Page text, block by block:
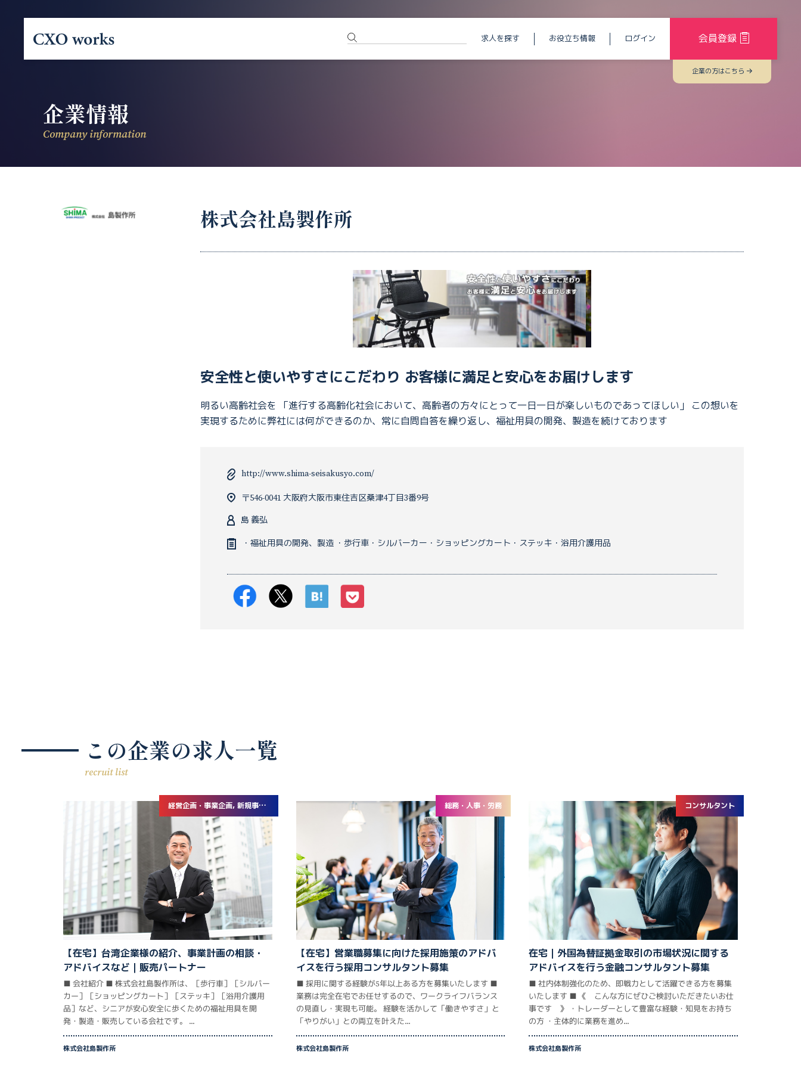
求人を探す お役立ち情報 ログイン 会員登録
企業の方はこちら
企業情報
Company information
株式会社島製作所
安全性と使いやすさにこだわり お客様に満足と安心をお届けします
明るい高齢社会を 「進行する高齢化社会において、高齢者の方々にとって一日一日が楽しいものであってほしい」 この想いを
実現するために弊社には何ができるのか、常に自問自答を繰り返し、福祉用具の開発、製造を続けております
http://www.shima-seisakusyo.com/
〒546-0041 大阪府大阪市東住吉区桑津4丁目3番9号
島 義弘
・福祉用具の開発、製造 ・歩行車・シルバーカー・ショッピングカート・ステッキ・浴用介護用品
この企業の求人一覧
recruit list
経営企画・事業企画, 新規事業立ち上げ
【在宅】台湾企業様の紹介、事業計画の相談・
アドバイスなど｜販売パートナー
■ 会社紹介 ■ 株式会社島製作所は、［歩行車］［シルバー
カー］［ショッピングカート］［ステッキ］［浴用介護用
品］など、シニアが安心安全に歩くための福祉用具を開
発・製造・販売している会社です。 ...
株式会社島製作所
総務・人事・労務
【在宅】営業職募集に向けた採用施策のアドバ
イスを行う採用コンサルタント募集
■ 採用に関する経験が5年以上ある方を募集いたします ■
業務は完全在宅でお任せするので、ワークライフバランス
の見直し・実現も可能。 経験を活かして「働きやすさ」と
「やりがい」との両立を叶えた...
株式会社島製作所
コンサルタント
在宅｜外国為替証拠金取引の市場状況に関する
アドバイスを行う金融コンサルタント募集
■ 社内体制強化のため、即戦力として活躍できる方を募集
いたします ■ 《 こんな方にぜひご検討いただきたいお仕
事です 》 ・トレーダーとして豊富な経験・知見をお持ち
の方 ・主体的に業務を進め...
株式会社島製作所